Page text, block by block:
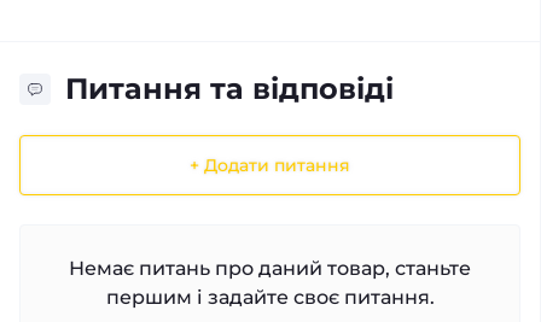
Питання та відповіді
+ Додати питання
Немає питань про даний товар, станьте
першим і задайте своє питання.